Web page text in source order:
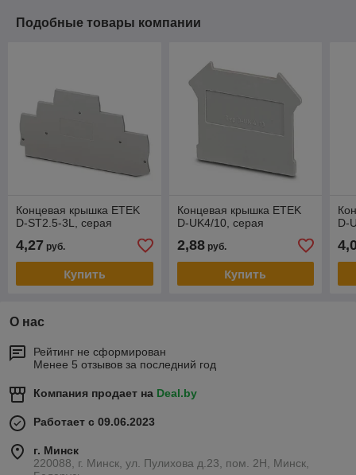
Подобные товары компании
Концевая крышка ETEK
D-ST2.5-3L, серая
4,27 руб.
Купить
Концевая крышка ETEK
D-UK4/10, серая
2,88руб.
Купить
D-
О нас
Рейтинг не сформирован
Менее 5 отзывов за последний год
Компания продает на Deal.by
Работает с 09.06.2023
г. Минск
220088, г. Минск, ул. Пулихова д.23, пом. 2Н, Минск,